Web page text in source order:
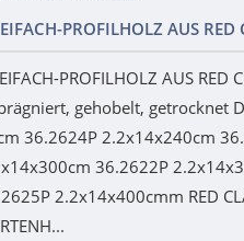
PROFILHOLZ AUS RED
PROFILHOLZ AUS RED
gehobelt, getrocknet
36.2624P 2.2x14x240cm
36.2622P
2.2x14x400cmm RED